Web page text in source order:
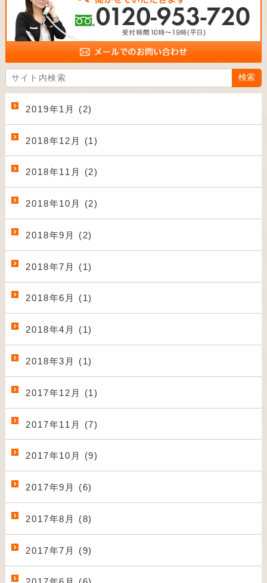
2019年1月 (2)
2018年12月 (1)
2018年11月 (2)
2018年10月 (2)
2018年9月 (2)
2018年7月 (1)
2018年6月 (1)
2018年4月 (1)
2018年3月 (1)
2017年12月 (1)
2017年11月 (7)
2017年10月 (9)
2017年9月 (6)
2017年8月 (8)
2017年7月 (9)